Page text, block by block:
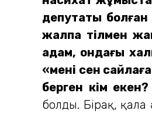
депутаты болған
жалпақ тілмен
адам, ондағы
«мені сен
берген кім екен?
болды. Бірақ, қала